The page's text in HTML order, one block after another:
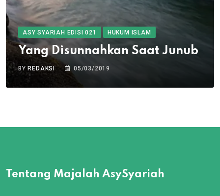
ASY SYARIAH EDISI 021 HUKUM ISLAM
Yang Disunnahkan Saat Junub
BYREDAKSI 05/03/2019
Tentang Majalah AsySyariah